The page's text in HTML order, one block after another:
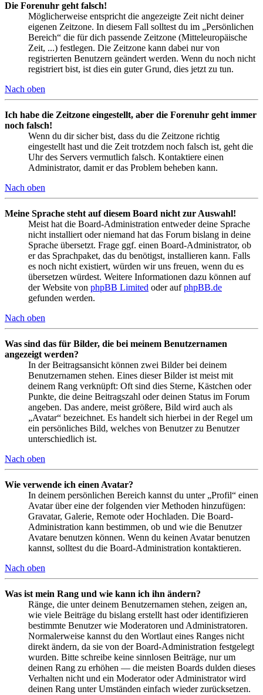
Die Forenuhr geht falsch!
Möglicherweise entspricht die angezeigte Zeit nicht deiner
eigenen Zeitzone. In diesem Fall solltest du im „Persönlichen
Bereich“ die für dich passende Zeitzone (Mitteleuropäische
Zeit, ...) festlegen. Die Zeitzone kann dabei nur von
registrierten Benutzern geändert werden. Wenn du noch nicht
registriert bist, ist dies ein guter Grund, dies jetzt zu tun.
Nach oben
Ich habe die Zeitzone eingestellt, aber die Forenuhr geht immer
noch falsch!
Wenn du dir sicher bist, dass du die Zeitzone richtig
eingestellt hast und die Zeit trotzdem noch falsch ist, geht die
Uhr des Servers vermutlich falsch. Kontaktiere einen
Administrator, damit er das Problem beheben kann.
Nach oben
Meine Sprache steht auf diesem Board nicht zur Auswahl!
Meist hat die Board-Administration entweder deine Sprache
nicht installiert oder niemand hat das Forum bislang in deine
Sprache übersetzt. Frage ggf. einen Board-Administrator, ob
er das Sprachpaket, das du benötigst, installieren kann. Falls
es noch nicht existiert, würden wir uns freuen, wenn du es
übersetzen würdest. Weitere Informationen dazu können auf
der Website von phpBB Limited oder aufphpBB.de
gefunden werden.
Nach oben
Was sind das für Bilder, die bei meinem Benutzernamen
angezeigt werden?
In der Beitragsansicht können zwei Bilder bei deinem
Benutzernamen stehen. Eines dieser Bilder ist meist mit
deinem Rang verknüpft: Oft sind dies Sterne, Kästchen oder
Punkte, die deine Beitragszahl oder deinen Status im Forum
angeben. Das andere, meist größere, Bild wird auch als
„Avatar“ bezeichnet. Es handelt sich hierbei in der Regel um
ein persönliches Bild, welches von Benutzer zu Benutzer
unterschiedlich ist.
Nach oben
Wie verwende ich einen Avatar?
In deinem persönlichen Bereich kannst du unter „Profil“ einen
Avatar über eine der folgenden vier Methoden hinzufügen:
Gravatar, Galerie, Remote oder Hochladen. Die Board-
Administration kann bestimmen, ob und wie die Benutzer
Avatare benutzen können. Wenn du keinen Avatar benutzen
kannst, solltest du die Board-Administration kontaktieren.
Nach oben
Was ist mein Rang und wie kann ich ihn ändern?
Ränge, die unter deinem Benutzernamen stehen, zeigen an,
wie viele Beiträge du bislang erstellt hast oder identifizieren
bestimmte Benutzer wie Moderatoren und Administratoren.
Normalerweise kannst du den Wortlaut eines Ranges nicht
direkt ändern, da sie von der Board-Administration festgelegt
wurden. Bitte schreibe keine sinnlosen Beiträge, nur um
deinen Rang zu erhöhen — die meisten Boards dulden dieses
Verhalten nicht und ein Moderator oder Administrator wird
deinen Rang unter Umständen einfach wieder zurücksetzen.